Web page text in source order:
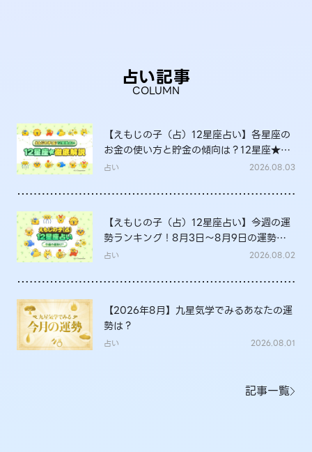
占い記事
COLUMN
【えもじの子（占）12星座占い】各星座の
お金の使い方と貯金の傾向は？12星座★徹
底解説
占い 2026.08.03
【えもじの子（占）12星座占い】今週の運
勢ランキング！8月3日～8月9日の運勢
は？
占い 2026.08.02
【2026年8月】九星気学でみるあなたの運
勢は？
占い 2026.08.01
記事一覧